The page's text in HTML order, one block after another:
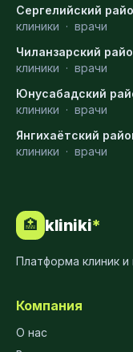
Сергелийский
клиники · врачи
Чиланзарский
клиники · врачи
Юнусабадский
клиники · врачи
Янгихаётский
клиники · врачи
🏥 kliniki*
Платформа клиник и
Компания
О нас